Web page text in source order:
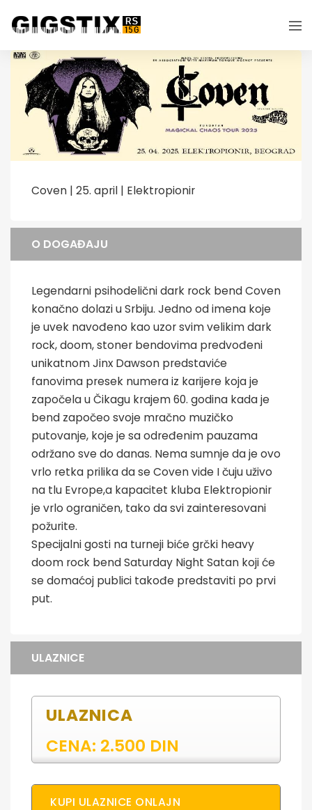
Coven | 25. april | Elektropionir
O DOGAĐAJU
Legendarni psihodelični dark rock bend Coven
konačno dolazi u Srbiju. Jedno od imena koje
je uvek navođeno kao uzor svim velikim dark
rock, doom, stoner bendovima predvođeni
unikatnom Jinx Dawson predstaviće
fanovima presek numera iz karijere koja je
započela u Čikagu krajem 60. godina kada je
bend započeo svoje mračno muzičko
putovanje, koje je sa određenim pauzama
održano sve do danas. Nema sumnje da je ovo
vrlo retka prilika da se Coven vide I čuju uživo
na tlu Evrope,a kapacitet kluba Elektropionir
je vrlo ograničen, tako da svi zainteresovani
požurite.
Specijalni gosti na turneji biće grčki heavy
doom rock bend Saturday Night Satan koji će
se domaćoj publici takođe predstaviti po prvi
put.
ULAZNICE
ULAZNICA
CENA: 2.500 DIN
KUPI ULAZNICE ONLAJN